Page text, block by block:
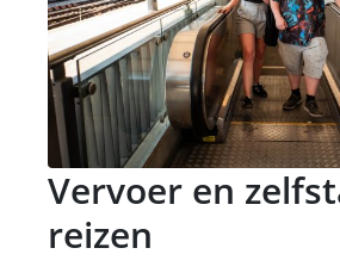
Vervoer en
reizen